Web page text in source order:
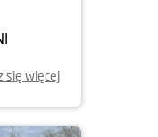
się więcej